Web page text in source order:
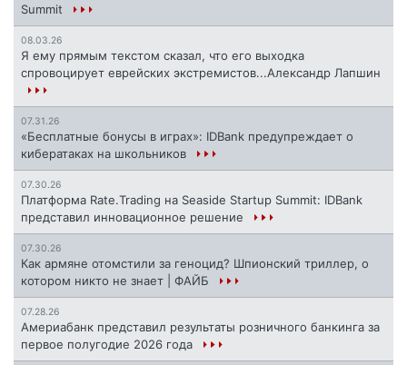
Summit
08.03.26
Я ему прямым текстом сказал, что его выходка
спровоцирует еврейских экстремистов...Александр Лапшин
07.31.26
«Бесплатные бонусы в играх»: IDBank предупреждает о
кибератаках на школьников
07.30.26
Платформа Rate.Trading на Seaside Startup Summit: IDBank
представил инновационное решение
07.30.26
Как армяне отомстили за геноцид? Шпионский триллер, о
котором никто не знает | ФАЙБ
07.28.26
Америабанк представил результаты розничного банкинга за
первое полугодие 2026 года